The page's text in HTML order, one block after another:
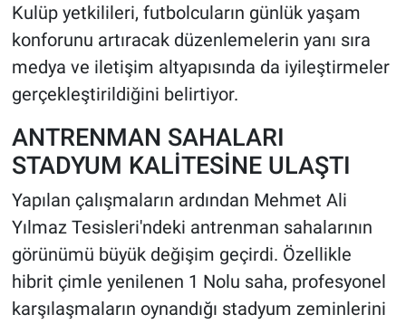
Kulüp yetkilileri, futbolcuların günlük yaşam
konforunu artıracak düzenlemelerin yanı sıra
medya ve iletişim altyapısında da iyileştirmeler
gerçekleştirildiğini belirtiyor.
ANTRENMAN SAHALARI
STADYUM KALİTESİNE ULAŞTI
Yapılan çalışmaların ardından Mehmet Ali
Yılmaz Tesisleri'ndeki antrenman sahalarının
görünümü büyük değişim geçirdi. Özellikle
hibrit çimle yenilenen 1 Nolu saha, profesyonel
karşılaşmaların oynandığı stadyum zeminlerini